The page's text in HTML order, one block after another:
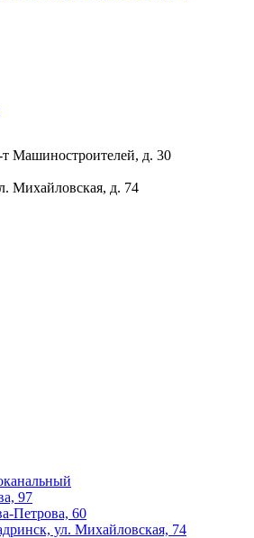
т Машиностроителей, д. 30
Михайловская, д. 74
97
Петрова, 60
ул. Михайловская, 74